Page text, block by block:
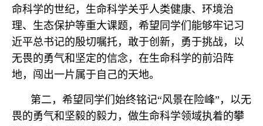
命科学的世纪，生命科学关乎人类健康、环境治
理、生态保护等重大课题，希望同学们能够牢记习
近平总书记的殷切嘱托，敢于创新，勇于挑战，以
无畏的勇气和坚定的信念，在生命科学的前沿阵
地，闯出一片属于自己的天地。
第二，希望同学们始终铭记“风景在险峰”，以无
畏的勇气和坚毅的毅力，做生命科学领域执着的攀